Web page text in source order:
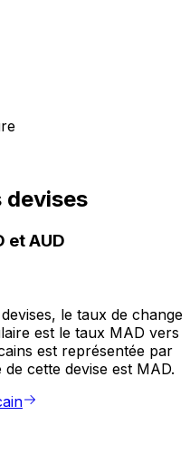
devises
et AUD
le taux de change
est le taux MAD vers
est représentée par
cette devise est MAD.